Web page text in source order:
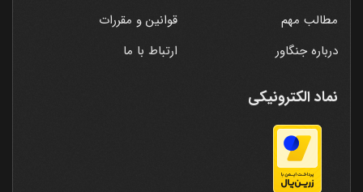
مطالب مهم
قوانین و مقررات
درباره جنگاور
ارتباط با ما
نماد الکترونیکی